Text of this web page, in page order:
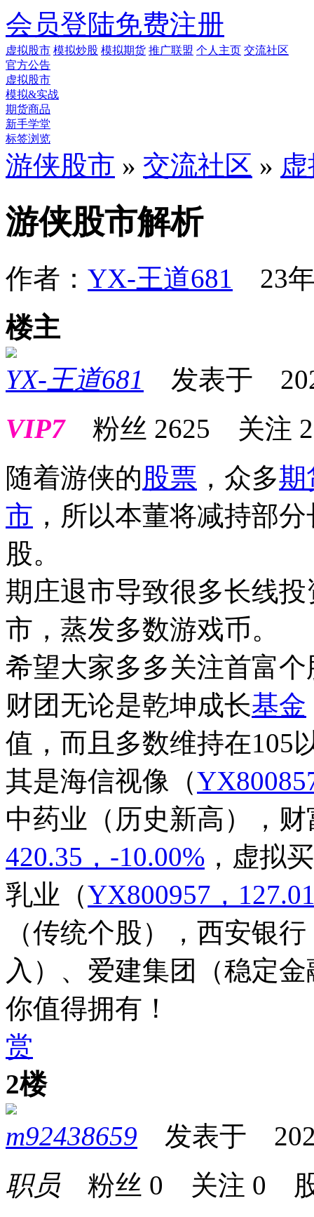
会员登陆免费注册
虚拟股市 模拟炒股 模拟期货 推广联盟 个人主页 交流社区
官方公告
虚拟股市
模拟&实战
期货商品
新手学堂
标签浏览
游侠股市 » 交流社区 »
游侠股市解析
作者： YX-王道681 23
楼主
YX-王道681
发表于
VIP7粉丝 2625 关注
随着游侠的股票 ，众多期
市 ，所以本董将减持部
股。
期庄退市导致很多长线
市，蒸发多数游戏币。
希望大家多多关注首富
财团无论是乾坤成长基金
值，而且多数维持在105
其是海信视像 （
中药业（历史新高），财
420.35，-10.00% ， 虚拟
乳业 （YX800957，
（传统个股），西安银行
入 ） 、爱建集团（稳定
你值得拥有！
赏
2楼
m92438659 发表于
职员 粉丝 0 关注 0